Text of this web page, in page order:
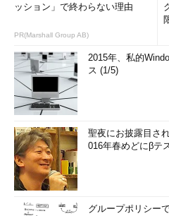
ッション」で終わらない理由
PR(Marshall Group AB)
2015年、私的
ス (1/5)
聖夜にお披露目さ
016年春めどにβテ
グループポリシー